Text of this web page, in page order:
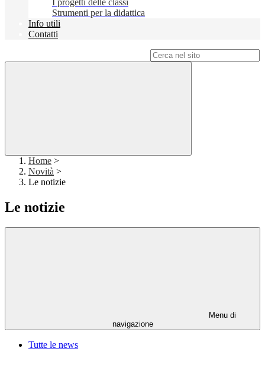
I progetti delle classi
Strumenti per la didattica
Info utili
Contatti
Home >
Novità >
Le notizie
Le notizie
Menu di
navigazione
Tutte le news